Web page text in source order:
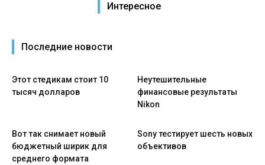
Интересное
Последние новости
Этот стедикам стоит 10
тысяч долларов
Неутешительные
финансовые результаты
Nikon
Вот так снимает новый
бюджетный ширик для
среднего формата
Sony тестирует шесть новых
объективов